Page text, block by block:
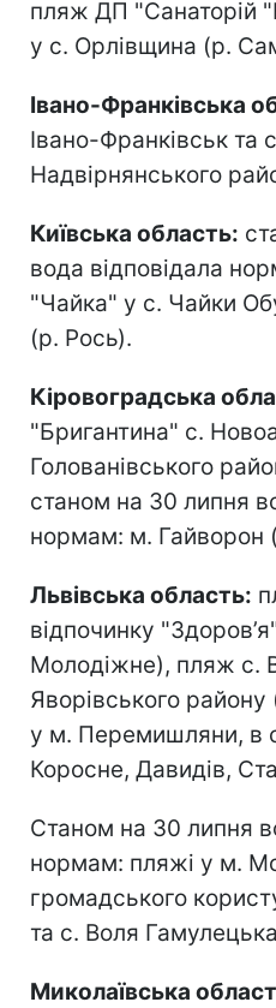
пляж ДП "Санаторій
у с. Орлівщина (р.
Івано-Франківська
Івано-Франківськ та
Надвірнянського
Київська область:
вода відповідала
"Чайка" у с. Чайки
(р. Рось).
Кіровоградська
"Бригантина" с.
Голованівського
станом на 30 липня
нормам: м. Гайворон
Львівська область:
відпочинку
Молодіжне), пляж с.
Яворівського
у м. Перемишляни, в
Коросне, Давидів,
Станом на 30 липня
нормам: пляжі у м.
громадського
та с. Воля
Миколаївська